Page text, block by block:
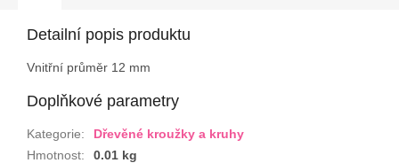
Detailní popis produktu
Vnitřní průměr 12 mm
Doplňkové parametry
Kategorie:
Dřevěné kroužky a kruhy
Hmotnost: 0.01 kg